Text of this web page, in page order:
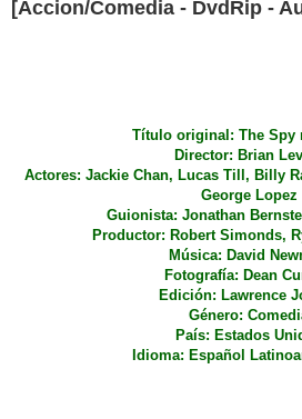
[Accion/Comedia - DvdRip -
Título original: The Spy
Director: Brian
Actores: Jackie Chan, Lucas Till, Billy
George Lopez
Guionista: Jonathan
Productor: Robert Simonds,
Música: David
Fotografía: Dean
Edición: Lawrence
Género:
País: Estados
Idioma: Español